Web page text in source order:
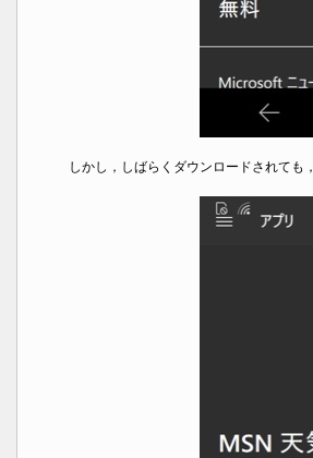
しかし，しばらくダウンロードされても